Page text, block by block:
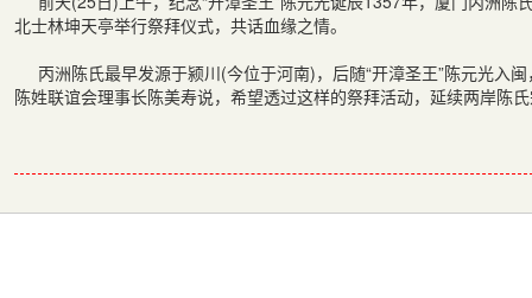
北士林坤天亭举行祭拜仪式，共话血缘之情。
丙洲陈氏最早发源于颍川(今位于河南)，后随“开漳圣王”陈元光入
陈姓联谊会理事长陈美寿说，希望透过这样的祭拜活动，延续两岸陈